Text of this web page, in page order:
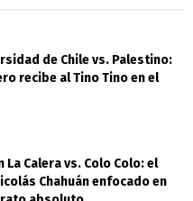
de Chile vs. Palestino:
recibe al Tino Tino en el
Calera vs. Colo Colo: el
Chahuán enfocado en